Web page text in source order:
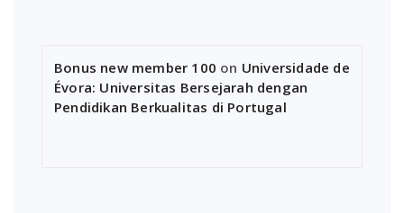
Bonus new member 100 on Universidade de
Évora: Universitas Bersejarah dengan
Pendidikan Berkualitas di Portugal